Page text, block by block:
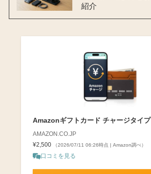
紹介
Amazonギフトカード チャージタイプ
AMAZON.CO.JP
¥2,500
（2026/07/11 06:26時点 | Amazon調べ）
口コミを見る